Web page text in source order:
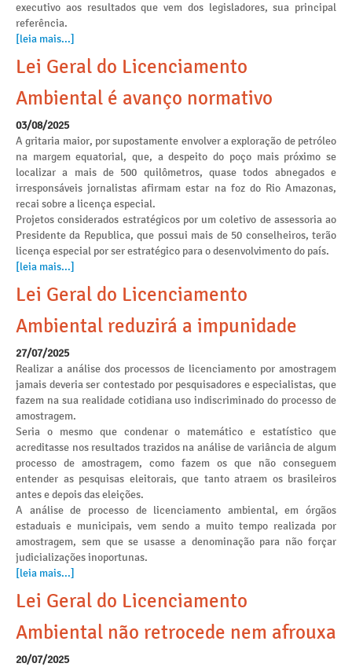
executivo aos resultados que vem dos legisladores, sua principal
referência.
[leia mais...]
Lei Geral do Licenciamento
Ambiental é avanço normativo
03/08/2025
A gritaria maior, por supostamente envolver a exploração de petróleo
na margem equatorial, que, a despeito do poço mais próximo se
localizar a mais de 500 quilômetros, quase todos abnegados e
irresponsáveis jornalistas afirmam estar na foz do Rio Amazonas,
recai sobre a licença especial.
Projetos considerados estratégicos por um coletivo de assessoria ao
Presidente da Republica, que possui mais de 50 conselheiros, terão
licença especial por ser estratégico para o desenvolvimento do país.
[leia mais...]
Lei Geral do Licenciamento
Ambiental reduzirá a impunidade
27/07/2025
Realizar a análise dos processos de licenciamento por amostragem
jamais deveria ser contestado por pesquisadores e especialistas, que
fazem na sua realidade cotidiana uso indiscriminado do processo de
amostragem.
Seria o mesmo que condenar o matemático e estatístico que
acreditasse nos resultados trazidos na análise de variância de algum
processo de amostragem, como fazem os que não conseguem
entender as pesquisas eleitorais, que tanto atraem os brasileiros
antes e depois das eleições.
A análise de processo de licenciamento ambiental, em órgãos
estaduais e municipais, vem sendo a muito tempo realizada por
amostragem, sem que se usasse a denominação para não forçar
judicializações inoportunas.
[leia mais...]
Lei Geral do Licenciamento
Ambiental não retrocede nem afrouxa
20/07/2025